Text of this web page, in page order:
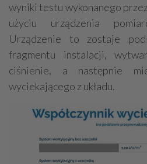
wyniki testu wykonanego
użyciu urządzenia
Urządzenie to zostaje
fragmentu instalacji,
ciśnienie, a następnie
wyciekającego z układu.